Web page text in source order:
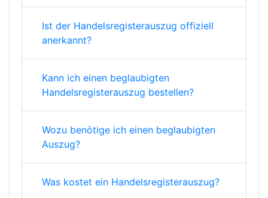
Ist der Handelsregisterauszug offiziell
anerkannt?
Kann ich einen beglaubigten
Handelsregisterauszug bestellen?
Wozu benötige ich einen beglaubigten
Auszug?
Was kostet ein Handelsregisterauszug?